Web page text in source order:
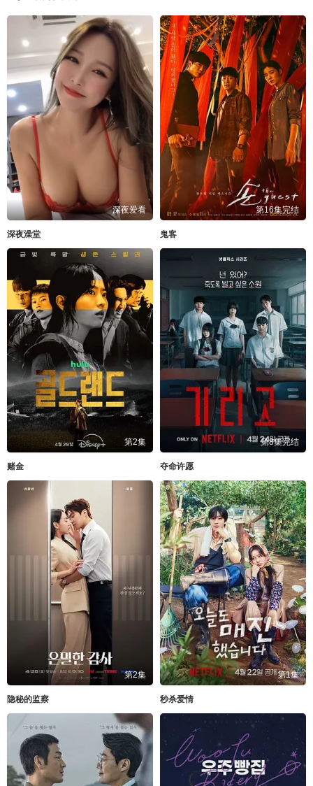
深夜爱看
深夜澡堂
第16集完结
鬼客
第2集
赌金
第8集完结
夺命许愿
第2集
隐秘的监察
第1集
秒杀爱情